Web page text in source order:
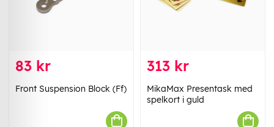
83 kr
Front Suspension Block (Ff)
313 kr
MikaMax Presentask med
spelkort i guld